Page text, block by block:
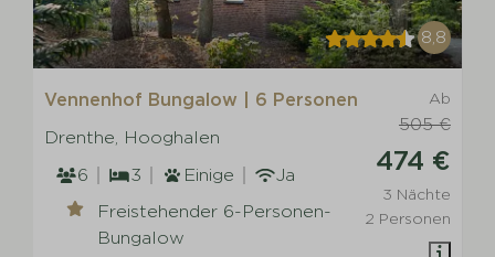
8,8
Ab
505 €
474 €
3 Nächte
2 Personen
Vennenhof Bungalow | 6 Personen
Drenthe, Hooghalen
6
3 Einige
Ja
Freistehender 6-Personen-
Bungalow